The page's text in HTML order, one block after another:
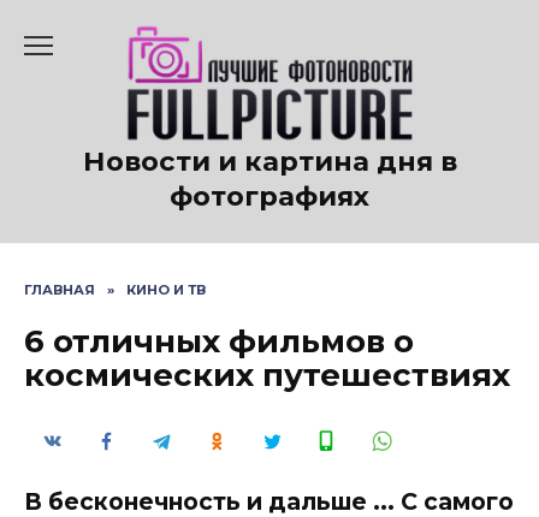
содержанию
Новости и картина дня в
фотографиях
ГЛАВНАЯ » КИНО И ТВ
6 отличных фильмов о
космических путешествиях
В бесконечность и дальше ... С самого